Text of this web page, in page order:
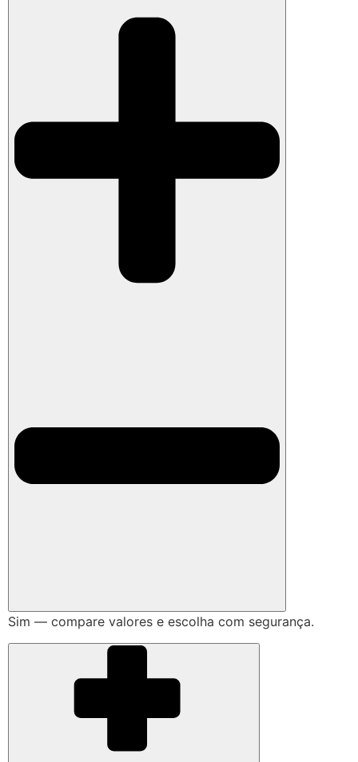
Sim — compare valores e escolha com segurança.